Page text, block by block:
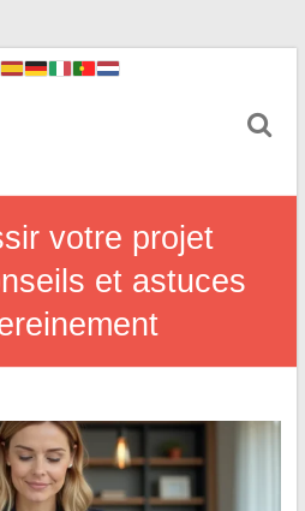
votre projet
et astuces